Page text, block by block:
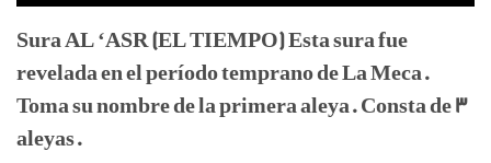
Sura AL ‘ASR (EL TIEMPO) Esta sura fue
revelada en el período temprano de La Meca.
Toma su nombre de la primera aleya. Consta de 3
aleyas.